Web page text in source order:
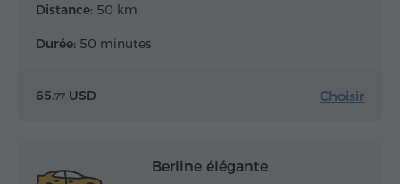
Distance: 50 km
Durée: 50 minutes
65.77 USD Choisir
Berline élégante